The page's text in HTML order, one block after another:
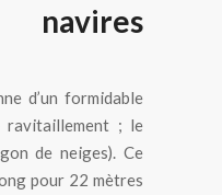
d’un formidable
ravitaillement ; le
de neiges). Ce
pour 22 mètres